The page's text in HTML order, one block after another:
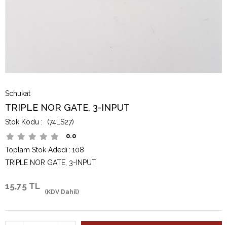
Schukat
TRIPLE NOR GATE, 3-INPUT
(74LS27)
0.0
Toplam Stok Adedi : 108
TRIPLE NOR GATE, 3-INPUT
15,75 TL
(KDV Dahil)